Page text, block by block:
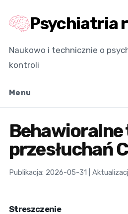
Psychiatria
Naukowo i technicznie o
kontroli
Menu
przesłuchań
Publikacja: 2026-05-31 |
Streszczenie